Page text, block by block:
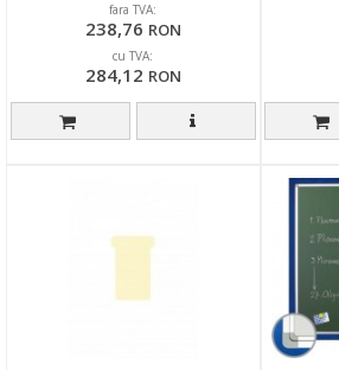
fara TVA:
238,76 RON
cu TVA:
284,12 RON